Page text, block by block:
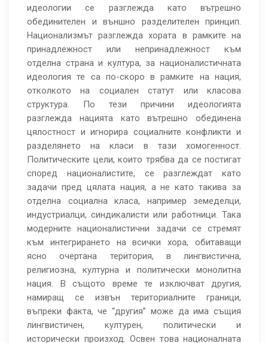
идеологии се разглежда като вътрешно
обединителен и външно разделителен принцип.
Национализмът разглежда хората в рамките на
принадлежност или непринадлежност към
отделна страна и култура, за националистичната
идеология те са по-скоро в рамките на нация,
отколкото на социален статут или класова
структура. По тези причини идеологията
разглежда нацията като вътрешно обединена
цялостност и игнорира социалните конфликти и
разделянето на класи в тази хомогенност.
Политическите цели, които трябва да се постигат
според националистите, се разглеждат като
задачи пред цялата нация, а не като такива за
отделна социална класа, например земеделци,
индустриалци, синдикалисти или работници. Така
модерните националистични задачи се стремят
към интегрирането на всички хора, обитаващи
ясно очертана територия, в лингвистична,
религиозна, културна и политически монолитна
нация. В същото време те изключват другия,
намиращ се извън териториалните граници,
въпреки факта, че “другия” може да има същия
лингвистичен, културен, политически и
исторически произход. Освен това националната